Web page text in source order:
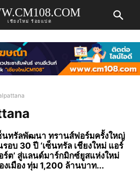
เชียงใหม่ ร้อยแปด
นทรัลพัฒนา ทรานส์ฟอร์มครั้งใหญ่
รอบ 30 ปี ‘เซ็นทรัล เชียงใหม่ แอร์
ร์ต’ สู่แลนด์มาร์กมิกซ์ยูสแห่งใหม่
งเมือง ทุ่ม 1,200 ล้านบาท...